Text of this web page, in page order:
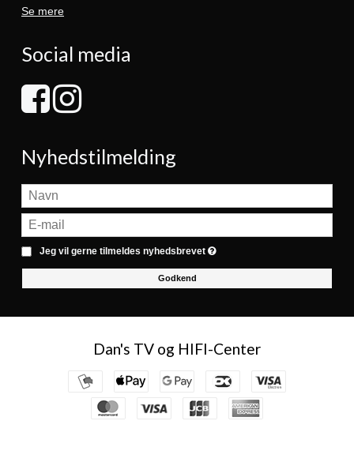
Se mere
Social media
Nyhedstilmelding
Jeg vil gerne tilmeldes nyhedsbrevet
Godkend
Dan's TV og HIFI-Center